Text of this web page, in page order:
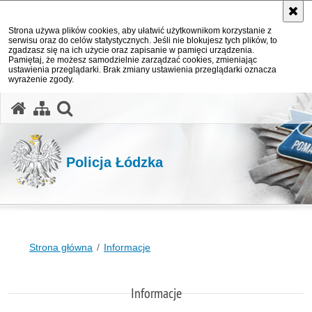
Strona używa plików cookies, aby ułatwić użytkownikom korzystanie z
serwisu oraz do celów statystycznych. Jeśli nie blokujesz tych plików, to
zgadzasz się na ich użycie oraz zapisanie w pamięci urządzenia.
Pamiętaj, że możesz samodzielnie zarządzać cookies, zmieniając
ustawienia przeglądarki. Brak zmiany ustawienia przeglądarki oznacza
wyrażenie zgody.
Policja Łódzka
Strona główna Informacje
Informacje